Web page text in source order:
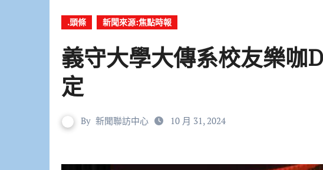
.頭條 新聞來源:焦點時報
義守大學大傳系校友樂咖
定
By 新聞聯訪中心 10 月 31, 2024